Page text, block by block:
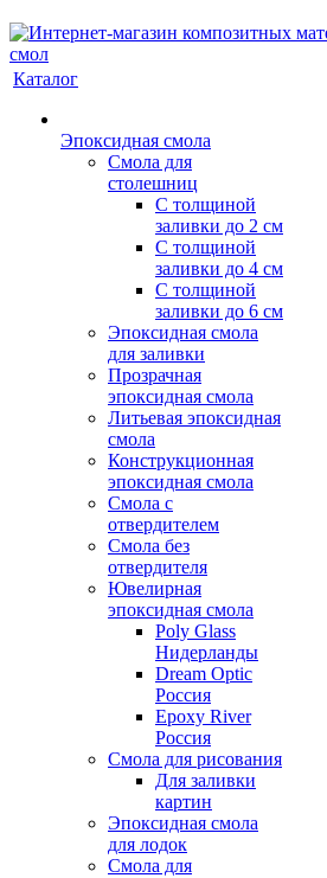
Каталог
Эпоксидная смола
Смола для
столешниц
С толщиной
заливки до 2 см
С толщиной
заливки до 4 см
С толщиной
заливки до 6 см
Эпоксидная смола
для заливки
Прозрачная
эпоксидная смола
Литьевая эпоксидная
смола
Конструкционная
эпоксидная смола
Смола с
отвердителем
Смола без
отвердителя
Ювелирная
эпоксидная смола
Poly Glass
Нидерланды
Dream Optic
Россия
Epoxy River
Россия
Смола для рисования
Для заливки
картин
Эпоксидная смола
для лодок
Смола для